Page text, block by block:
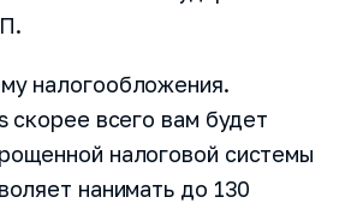
налогообложения.
всего вам будет
налоговой системы
нанимать до 130